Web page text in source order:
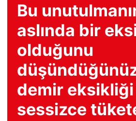
Bu
aslında bir
olduğunu
demir
sessizce